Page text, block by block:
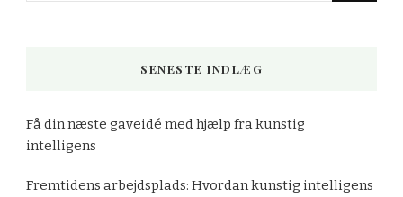
SENESTE INDLÆG
Få din næste gaveidé med hjælp fra kunstig
intelligens
Fremtidens arbejdsplads: Hvordan kunstig intelligens